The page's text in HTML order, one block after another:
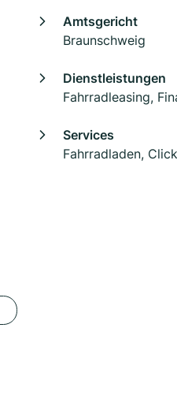
Amtsgericht
Braunschweig
Dienstleistungen
Fahrradleasing,
Services
Fahrradladen,